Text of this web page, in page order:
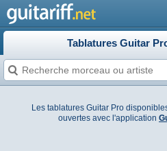
Tablatures Guitar
Les tablatures Guitar Pro
ouvertes avec l'application